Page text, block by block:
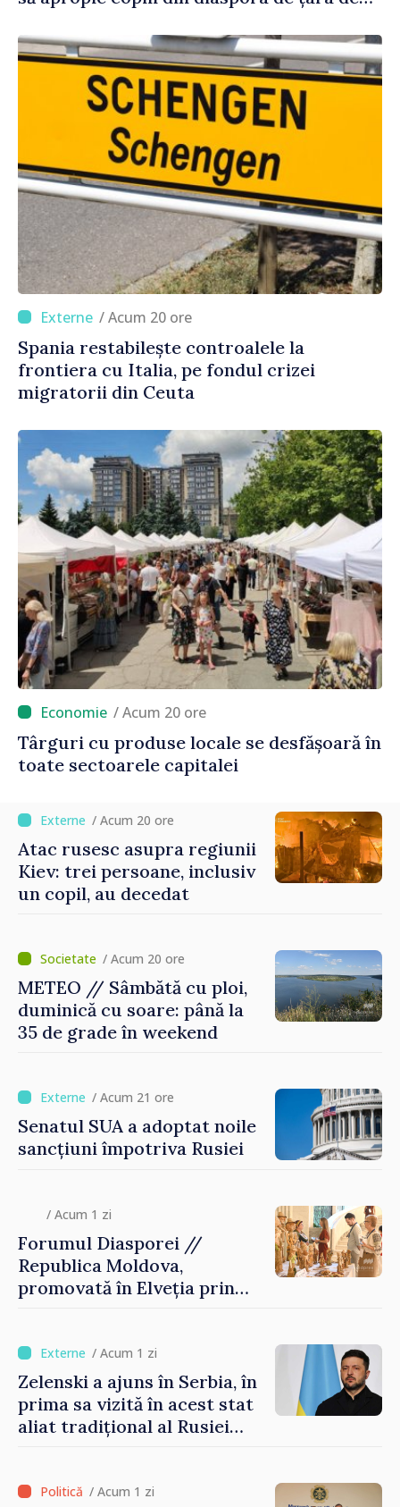
/ Acum 20 ore
Spania restabilește controalele la
frontiera cu Italia, pe fondul crizei
migratorii din Ceuta
/ Acum 20 ore
Târguri cu produse locale se desfășoară în
toate sectoarele capitalei
/ Acum 20 ore
Atac rusesc asupra regiunii
Kiev: trei persoane, inclusiv
un copil, au decedat
/ Acum 20 ore
METEO // Sâmbătă cu ploi,
duminică cu soare: până la
35 de grade în weekend
/ Acum 21 ore
Senatul SUA a adoptat noile
sancțiuni împotriva Rusiei
/ Acum 1 zi
Forumul Diasporei //
Republica Moldova,
promovată în Elveția prin
/ Acum 1 zi
Zelenski a ajuns în Serbia, în
prima sa vizită în acest stat
aliat tradițional al Rusiei
/ Acum 1 zi